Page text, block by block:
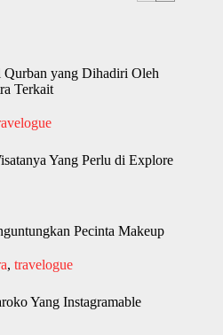
Qurban yang Dihadiri Oleh
Terkait
Yang Perlu di Explore
Pecinta Makeup
, travelogue
Yang Instagramable